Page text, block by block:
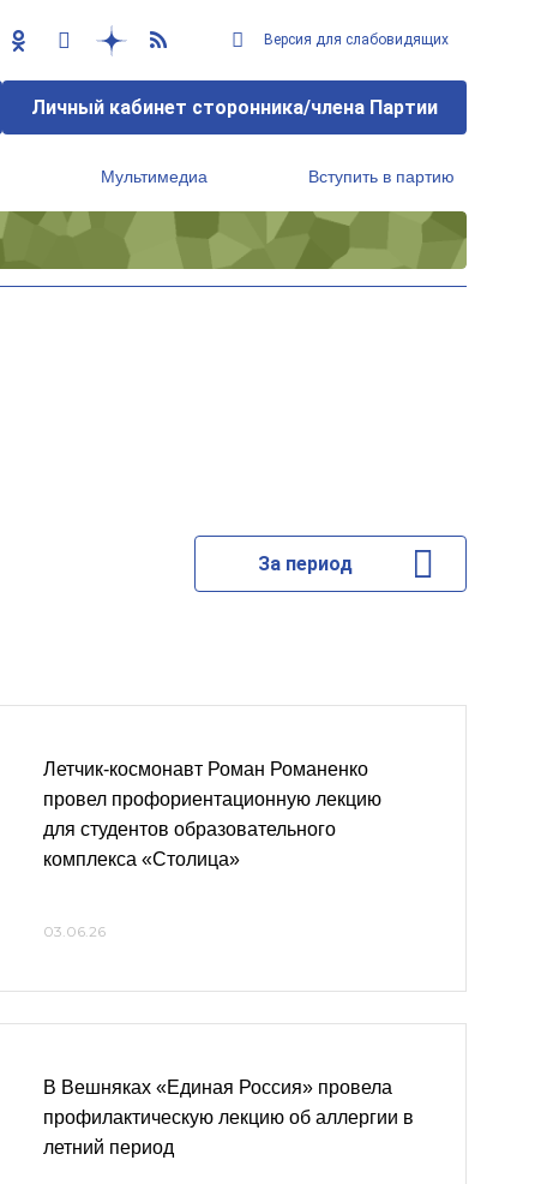
Версия для слабовидящих
Личный кабинет сторонника/члена Партии
Мультимедиа Вступить в партию
За период
Летчик-космонавт Роман Романенко
провел профориентационную лекцию
для студентов образовательного
комплекса «Столица»
03.06.26
В Вешняках «Единая Россия» провела
профилактическую лекцию об аллергии в
летний период